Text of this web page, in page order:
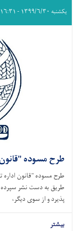
یکشنبه ۱۳۹۹/۶/۳۰ - ۱۶:۳۱
طرح مسوده
طرح مسوده "قانون اداره
طریق به دست نشر
پذیرد و از سوی دیگر،
بیشتر